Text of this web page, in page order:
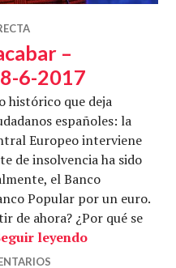
–
6-2017
histórico que deja
españoles: la
Europeo interviene
de insolvencia ha sido
el Banco
Popular por un euro.
de ahora? ¿Por qué se
leyendoEl Popular se